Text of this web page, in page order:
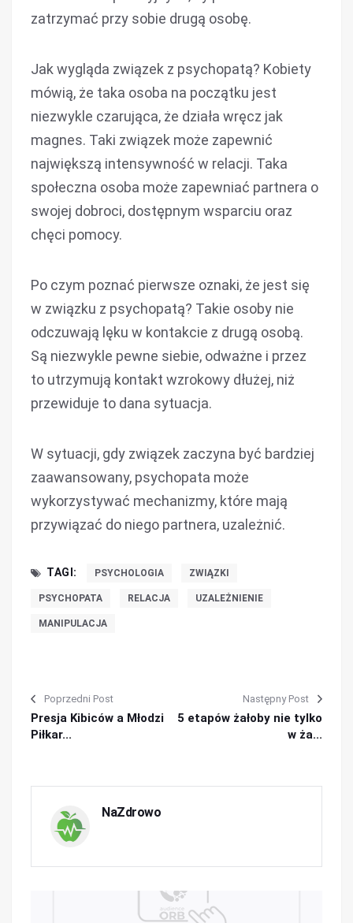
zatrzymać przy sobie drugą osobę.
Jak wygląda związek z psychopatą? Kobiety
mówią, że taka osoba na początku jest
niezwykle czarująca, że działa wręcz jak
magnes. Taki związek może zapewnić
największą intensywność w relacji. Taka
społeczna osoba może zapewniać partnera o
swojej dobroci, dostępnym wsparciu oraz
chęci pomocy.
Po czym poznać pierwsze oznaki, że jest się
w związku z psychopatą? Takie osoby nie
odczuwają lęku w kontakcie z drugą osobą.
Są niezwykle pewne siebie, odważne i przez
to utrzymują kontakt wzrokowy dłużej, niż
przewiduje to dana sytuacja.
W sytuacji, gdy związek zaczyna być bardziej
zaawansowany, psychopata może
wykorzystywać mechanizmy, które mają
przywiązać do niego partnera, uzależnić.
TAGI: PSYCHOLOGIA ZWIĄZKI
PSYCHOPATA RELACJA UZALEŻNIENIE
MANIPULACJA
Poprzedni Post
Presja Kibiców a Młodzi
Piłkar...
Następny Post
5 etapów żałoby nie tylko
w ża...
NaZdrowo